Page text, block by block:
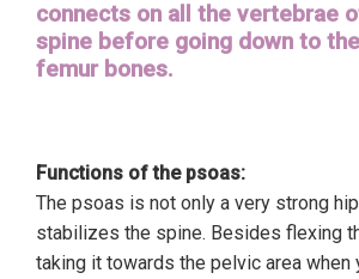
connects on all the vertebrae
spine before going down to
femur bones.
Functions of the psoas:
The psoas is not only a very strong
stabilizes the spine. Besides flexing
taking it towards the pelvic area when